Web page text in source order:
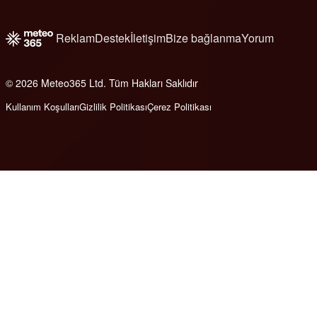
ReklamDestekİletişimBize bağlanmaYorum
© 2026 Meteo365 Ltd. Tüm Hakları Saklıdır
Kullanım KoşullarıGizlilik PolitikasıÇerez Politikası